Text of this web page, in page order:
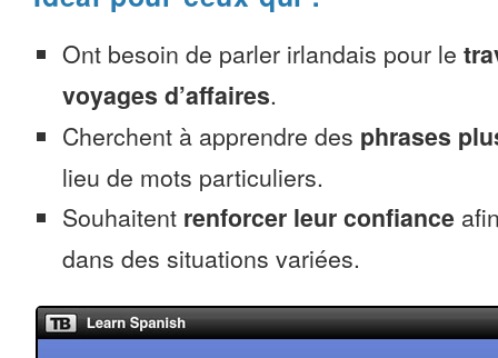
Ont besoin de parler irlandais pour le
voyages d’affaires.
Cherchent à apprendre des phrases
lieu de mots particuliers.
Souhaitent renforcer leur confiance
dans des situations variées.